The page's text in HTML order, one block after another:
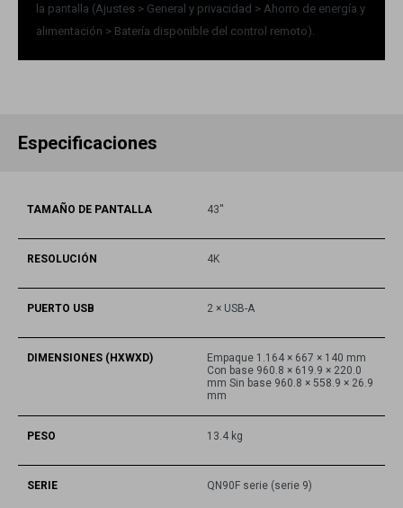
la pantalla (Ajustes > General y privacidad > Ahorro de energía y
alimentación > Batería disponible del control remoto).
Especificaciones
TAMAÑO DE PANTALLA 43''
RESOLUCIÓN 4K
PUERTO USB 2 × USB-A
DIMENSIONES (HXWXD)
Empaque 1.164 × 667 × 140 mm
Con base 960.8 × 619.9 × 220.0
mm Sin base 960.8 × 558.9 × 26.9
mm
PESO 13.4 kg
SERIE QN90F serie (serie 9)